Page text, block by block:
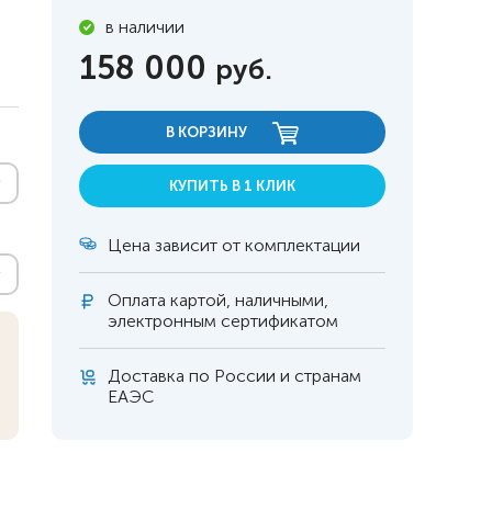
в наличии
158 000 руб.
В КОРЗИНУ
КУПИТЬ В 1 КЛИК
Цена зависит от комплектации
Оплата картой, наличными,
электронным сертификатом
Доставка по России и странам
ЕАЭС